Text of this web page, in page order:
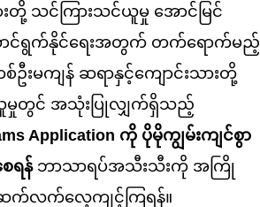
းတို့ သင်ကြားသင်ယူမှု အောင်မြင်
ောင်ရွက်နိုင်ရေးအတွက် တက်ရောက်မည့်
စ်ဦးမကျန် ဆရာနှင့်ကျောင်းသားတို့
မှုတွင် အသုံးပြုလျှက်ရှိသည့်
Application ကို ပိုမိုကျွမ်းကျင်စွာ
ရန်ဘာသာရပ်အသီးသီးကို အကြို
က်လက်လေ့ကျင့်ကြရန်။